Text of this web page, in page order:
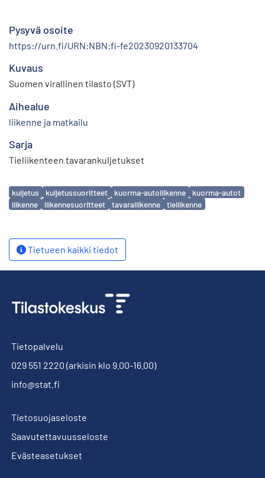
Pysyvä osoite
https://urn.fi/URN:NBN:fi-fe20230920133704
Kuvaus
Suomen virallinen tilasto (SVT)
Aihealue
liikenne ja matkailu
Sarja
Tieliikenteen tavarankuljetukset
Avainsanat
kuljetus kuljetussuoritteet kuorma-autoliikenne
kuorma-autot
liikenne
liikennesuoritteet tavaraliikenne tieliikenne
Tietueen kaikki tiedot
Tietopalvelu
029 551 2220 (arkisin klo 9.00-16.00)
info@stat.fi
Tietosuojaseloste
Saavutettavuusseloste
Evästeasetukset